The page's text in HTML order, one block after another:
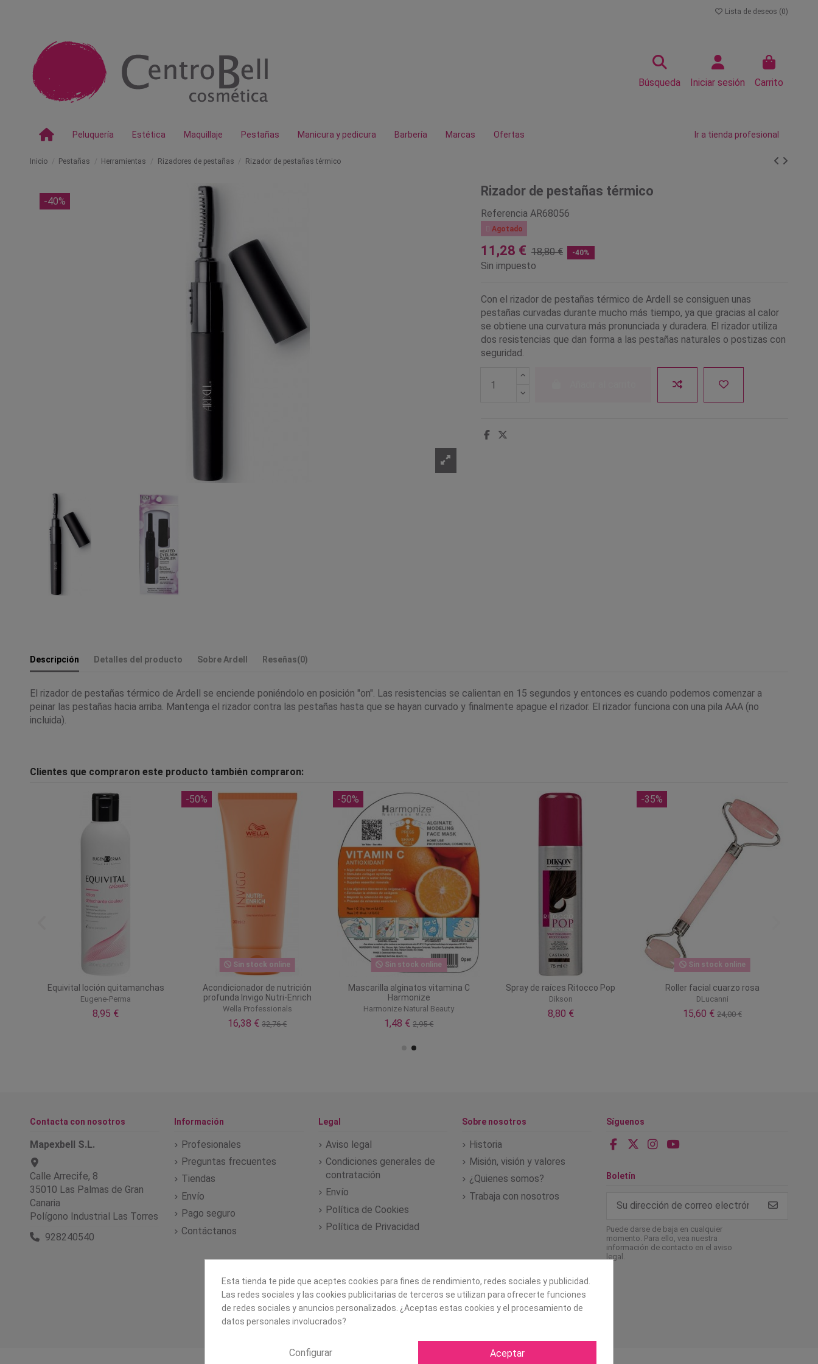
Lista de deseos (0)
Búsqueda Iniciar sesión Carrito
Peluquería Estética Maquillaje Pestañas Manicura y pedicura Barbería Marcas Ofertas Ir a tienda profesional
Inicio Pestañas Herramientas Rizadores de pestañas Rizador de pestañas térmico
-40%
Rizador de pestañas térmico
Referencia AR68056
Agotado
11,28 € 18,80 € -40%
Sin impuesto
Con el rizador de pestañas térmico de Ardell se consiguen unas
pestañas curvadas durante mucho más tiempo, ya que gracias al calor
se obtiene una curvatura más pronunciada y duradera. El rizador utiliza
dos resistencias que dan forma a las pestañas naturales o postizas con
seguridad.
Descripción Detalles del producto Sobre Ardell Reseñas(0)
El rizador de pestañas térmico de Ardell se enciende poniéndolo en posición "on". Las resistencias se calientan en 15 segundos y entonces es cuando podemos comenzar a
peinar las pestañas hacia arriba. Mantenga el rizador contra las pestañas hasta que se hayan curvado y finalmente apague el rizador. El rizador funciona con una pila AAA (no
incluida).
Clientes que compraron este producto también compraron:
Equivital loción quitamanchas
Eugene-Perma
8,95 €
-50%
Sin stock online
Acondicionador de nutrición
profunda Invigo Nutri-Enrich
Wella Professionals
16,38 €32,76 €
-50%
Sin stock online
Mascarilla alginatos vitamina C
Harmonize
Harmonize Natural Beauty
1,48 €2,95 €
Spray de raíces Ritocco Pop
Dikson
8,80 €
-35%
Sin stock online
Roller facial cuarzo rosa
DLucanni
15,60 € 24,00 €
Contacta con nosotros
Mapexbell S.L.
Calle Arrecife, 8
35010 Las Palmas de Gran
Canaria
Polígono Industrial Las Torres
928240540
Información
Profesionales
Preguntas frecuentes
Tiendas
Envío
Pago seguro
Contáctanos
Legal
Aviso legal
Condiciones generales de
contratación
Envío
Política de Cookies
Política de Privacidad
Sobre nosotros
Historia
Misión, visión y valores
¿Quienes somos?
Trabaja con nosotros
Síguenos
Boletín
Puede darse de baja en cualquier
momento. Para ello, vea nuestra
información de contacto en el aviso
legal.
Esta tienda te pide que aceptes cookies para fines de rendimiento, redes sociales y publicidad.
Las redes sociales y las cookies publicitarias de terceros se utilizan para ofrecerte funciones
de redes sociales y anuncios personalizados. ¿Aceptas estas cookies y el procesamiento de
datos personales involucrados?
Configurar Aceptar